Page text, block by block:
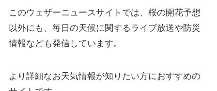
このウェザーニュースサイトでは、桜の開花予想
以外にも、毎日の天候に関するライブ放送や防災
情報なども発信しています。
より詳細なお天気情報が知りたい方におすすめの